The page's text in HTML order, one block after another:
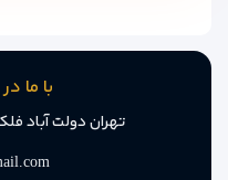
با ما
تهران دولت آباد